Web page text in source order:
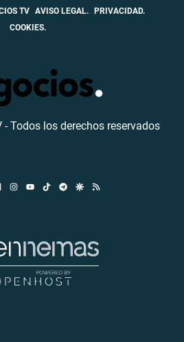
TV AVISO LEGAL.
PRIVACIDAD.
COOKIES.
Todos los derechos reservados
LinkedinInstagramTikTokTelegramGoogle Discover